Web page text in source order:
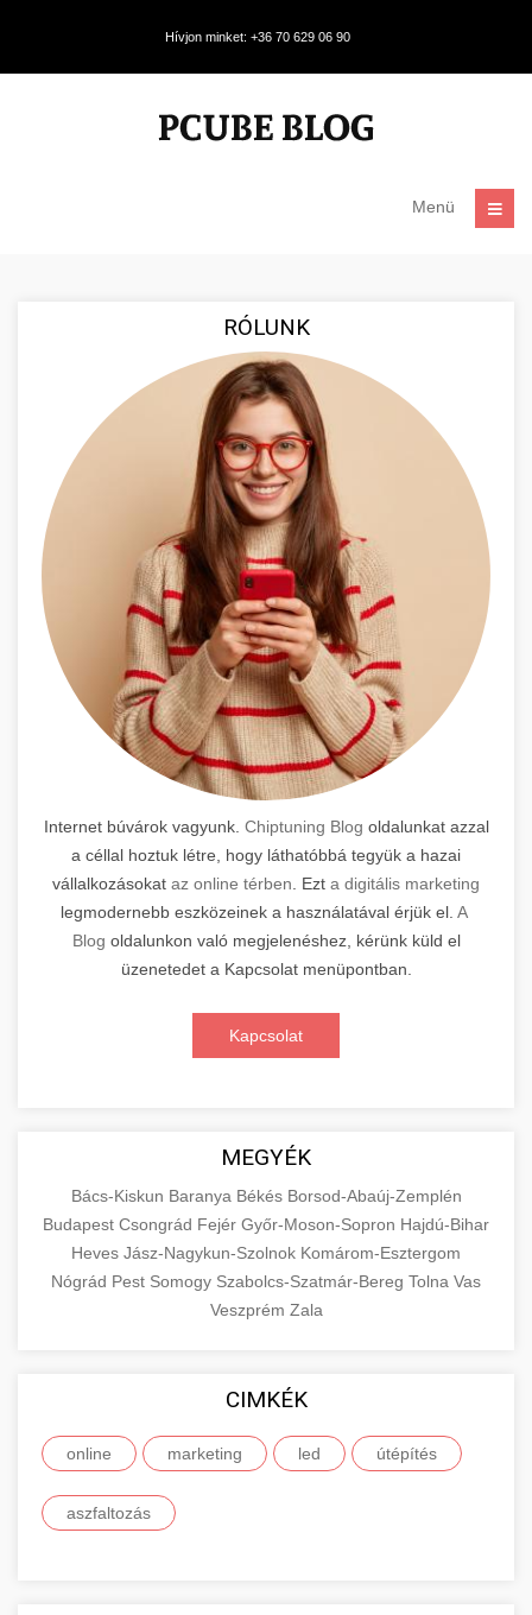
Hívjon minket: +36 70 629 06 90
Menü
RÓLUNK
Internet búvárok vagyunk. Chiptuning Blog oldalunkat azzal
a céllal hoztuk létre, hogy láthatóbbá tegyük a hazai
vállalkozásokat az online térben . Ezt a digitális marketing
legmodernebb eszközeinek a használatával érjük el. A
Blog oldalunkon való megjelenéshez, kérünk küld el
üzenetedet a Kapcsolat menüpontban.
Kapcsolat
MEGYÉK
Bács-Kiskun Baranya Békés Borsod-Abaúj-Zemplén
Budapest Csongrád Fejér Győr-Moson-Sopron Hajdú-Bihar
Heves Jász-Nagykun-Szolnok Komárom-Esztergom
Nógrád Pest Somogy Szabolcs-Szatmár-Bereg Tolna Vas
Veszprém Zala
CIMKÉK
online marketing led útépítés
aszfaltozás